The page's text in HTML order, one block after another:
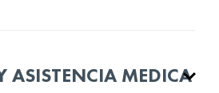
ASISTENCIA MEDICA